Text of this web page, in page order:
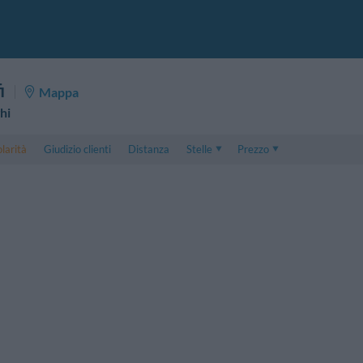
Mappa
Giudizio clienti Distanza
Stelle
Prezzo